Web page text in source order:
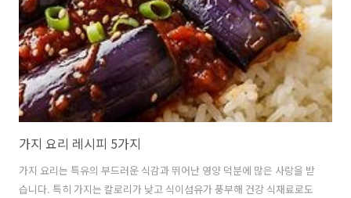
지 않아 어떤 재료와도 잘 어울리며,찌고, 튀기고, 볶는 등 다양한 조리법
으로 활..
가지 요리 레시피 5가지
가지 요리는 특유의 부드러운 식감과 뛰어난 영양 덕분에 많은 사랑을 받
습니다. 특히 가지는 칼로리가 낮고 식이섬유가 풍부해 건강 식재료로도